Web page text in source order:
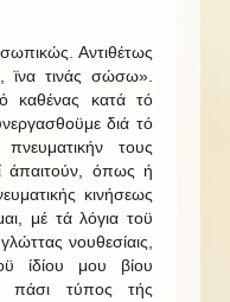
Αντιθέτως
ϊνα τινάς σώσω».
καθένας κατά τό
διά τό
τους
άπαιτούν, όπως ή
κινήσεως
μέ τά λόγια τοϋ
νουθεσίαις,
ίδίου μου βίου
πάσι τύπος τής